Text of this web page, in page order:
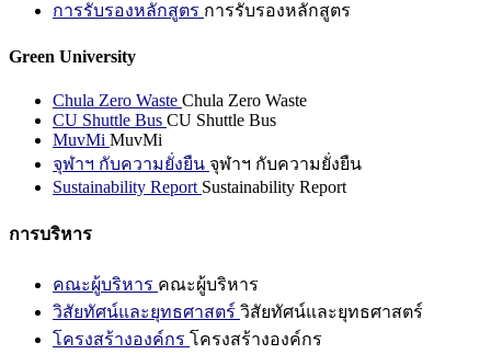
การรับรองหลักสูตร การรับรองหลักสูตร
Green University
Chula Zero Waste Chula Zero Waste
CU Shuttle Bus CU Shuttle Bus
MuvMi MuvMi
จุฬาฯ กับความยั่งยืน จุฬาฯ กับความยั่งยืน
Sustainability Report Sustainability Report
การบริหาร
คณะผู้บริหาร คณะผู้บริหาร
วิสัยทัศน์และยุทธศาสตร์ วิสัยทัศน์และยุทธศาสตร์
โครงสร้างองค์กร โครงสร้างองค์กร